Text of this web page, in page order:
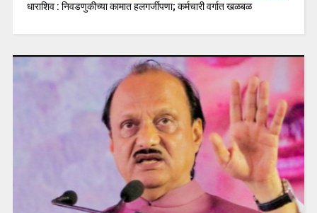
धाराशिव : निवडणुकीच्या कामात हलगर्जीपणा; कर्मचारी वर्गात खळबळ